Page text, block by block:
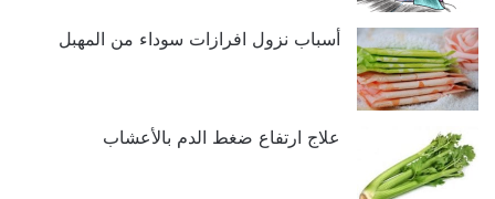
أسباب نزول افرازات سوداء من المهبل
علاج ارتفاع ضغط الدم بالأعشاب